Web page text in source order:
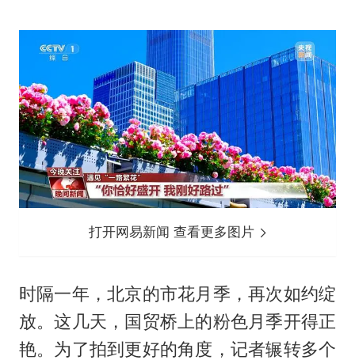
打开网易新闻 查看更多图片
时隔一年，北京的市花月季，再次如约绽
放。这几天，国贸桥上的粉色月季开得正
艳。为了拍到更好的角度，记者辗转多个